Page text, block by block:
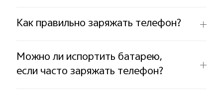
Как правильно заряжать телефон?
Можно ли испортить батарею,
если часто заряжать телефон?